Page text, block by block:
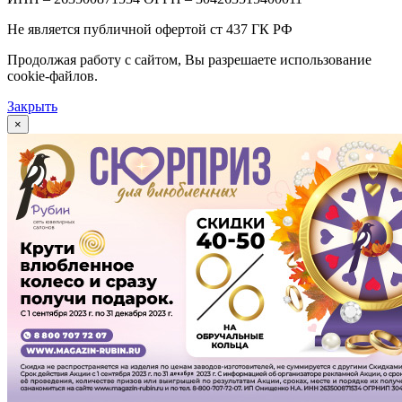
Не является публичной офертой ст 437 ГК РФ
Продолжая работу с сайтом, Вы разрешаете использование
cookie-файлов.
Закрыть
×